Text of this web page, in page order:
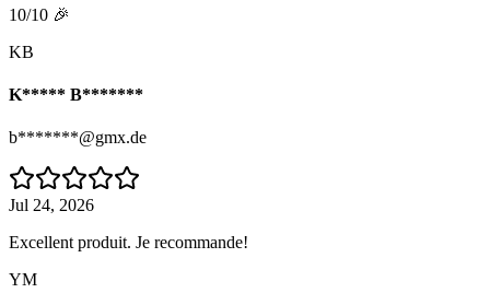
10/10 🎉
KB
K***** B*******
b*******@gmx.de
Jul 24, 2026
Excellent produit. Je recommande!
YM